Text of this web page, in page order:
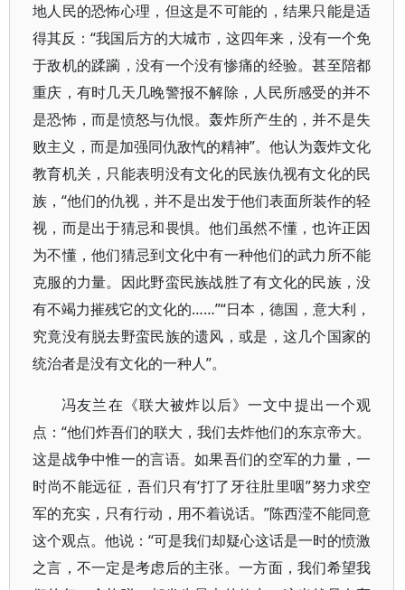
地人民的恐怖心理，但这是不可能的，结果只能是适
得其反：“我国后方的大城市，这四年来，没有一个免
于敌机的蹂躏，没有一个没有惨痛的经验。甚至陪都
重庆，有时几天几晚警报不解除，人民所感受的并不
是恐怖，而是愤怒与仇恨。轰炸所产生的，并不是失
败主义，而是加强同仇敌忾的精神”。他认为轰炸文化
教育机关，只能表明没有文化的民族仇视有文化的民
族，“他们的仇视，并不是出发于他们表面所装作的轻
视，而是出于猜忌和畏惧。他们虽然不懂，也许正因
为不懂，他们猜忌到文化中有一种他们的武力所不能
克服的力量。因此野蛮民族战胜了有文化的民族，没
有不竭力摧残它的文化的……”“日本，德国，意大利，
究竟没有脱去野蛮民族的遗风，或是，这几个国家的
统治者是没有文化的一种人”。
冯友兰在《联大被炸以后》一文中提出一个观
点：“他们炸吾们的联大，我们去炸他们的东京帝大。
这是战争中惟一的言语。如果吾们的空军的力量，一
时尚不能远征，吾们只有‘打了牙往肚里咽”努力求空
军的充实，只有行动，用不着说话。”陈西滢不能同意
这个观点。他说：“可是我们却疑心这话是一时的愤激
之言，不一定是考虑后的主张。一方面，我们希望我